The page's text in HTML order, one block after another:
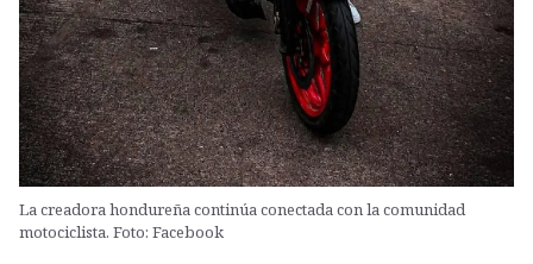
La creadora hondureña continúa conectada con la comunidad
motociclista. Foto: Facebook